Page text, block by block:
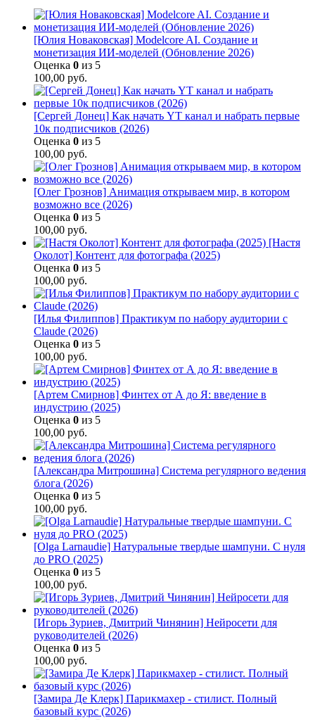
[Юлия Новаковская] Modelcore AI. Создание и
монетизация ИИ-моделей (Обновление 2026)
Оценка 0 из 5
100,00 руб.
[Сергей Донец] Как начать YT канал и набрать первые
10к подписчиков (2026)
Оценка 0 из 5
100,00 руб.
[Олег Грознов] Анимация открываем мир, в котором
возможно все (2026)
Оценка 0 из 5
100,00 руб.
[Настя
Околот] Контент для фотографа (2025)
Оценка 0 из 5
100,00 руб.
[Илья Филиппов] Практикум по набору аудитории с
Claude (2026)
Оценка 0 из 5
100,00 руб.
[Артем Смирнов] Финтех от А до Я: введение в
индустрию (2025)
Оценка 0 из 5
100,00 руб.
[Александра Митрошина] Система регулярного ведения
блога (2026)
Оценка 0 из 5
100,00 руб.
[Olga Larnaudie] Натуральные твердые шампуни. С нуля
до PRO (2025)
Оценка 0 из 5
100,00 руб.
[Игорь Зуриев, Дмитрий Чинянин] Нейросети для
руководителей (2026)
Оценка 0 из 5
100,00 руб.
[Замира Де Клерк] Парикмахер - стилист. Полный
базовый курс (2026)